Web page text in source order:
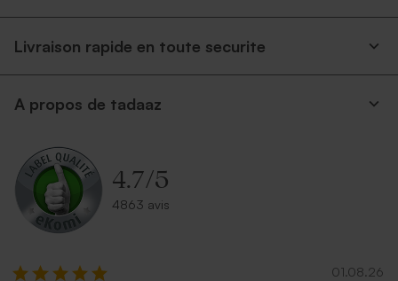
Enveloppe carrée argent
Livraison rapide en toute securite
A propos de tadaaz
4.7/5
4863 avis
01.08.26